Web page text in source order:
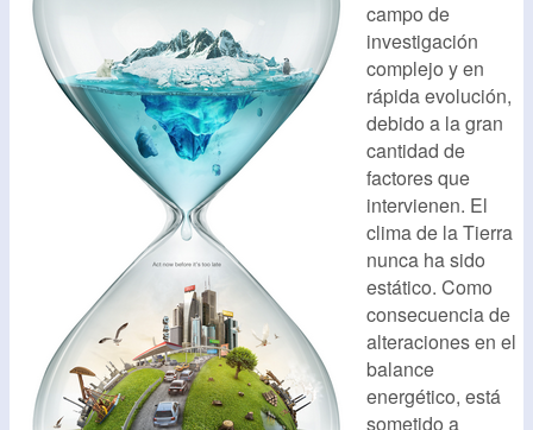
campo de
investigación
complejo y en
rápida evolución,
debido a la gran
cantidad de
factores que
intervienen. El
clima de la Tierra
nunca ha sido
estático. Como
consecuencia de
alteraciones en el
balance
energético, está
sometido a